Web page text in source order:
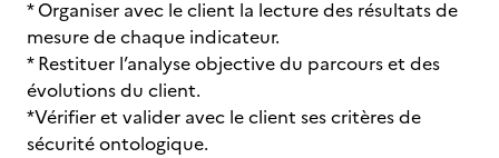
* Organiser avec le client la lecture des résultats de
mesure de chaque indicateur.
* Restituer l’analyse objective du parcours et des
évolutions du client.
*Vérifier et valider avec le client ses critères de
sécurité ontologique.